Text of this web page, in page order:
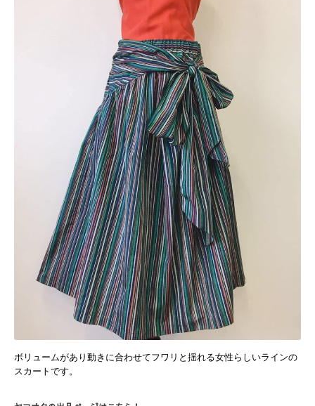
ボリュームがあり動きに合わせてフワリと揺れる女性らしいラインの
スカートです。